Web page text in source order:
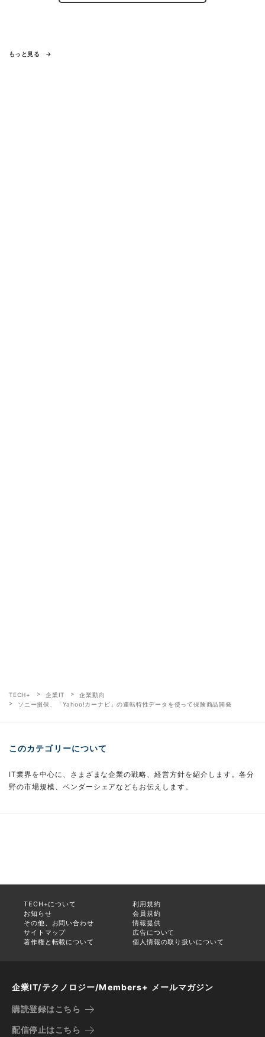
もっと見る
TECH+ 企業IT
企業動向
ソニー損保、「Yahoo!カーナビ」の運転特性データを使って保険商品開発
このカテゴリーについて
IT業界を中心に、さまざまな企業の戦略、経営方針を紹介します。各分
野の市場規模、ベンダーシェアなどもお伝えします。
TECH+について
利用規約
お知らせ
会員規約
その他、お問い合わせ
情報提供
サイトマップ
広告について
著作権と転載について
個人情報の取り扱いについて
企業IT/テクノロジー/Members+ メールマガジン
購読登録はこちら
配信停止はこちら